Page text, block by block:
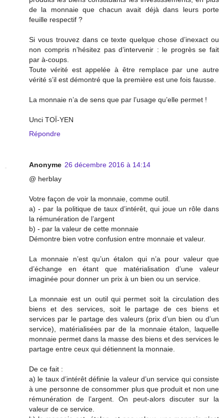
de la monnaie que chacun avait déjà dans leurs porte
feuille respectif ?
Si vous trouvez dans ce texte quelque chose d’inexact ou
non compris n’hésitez pas d’intervenir : le progrès se fait
par à-coups.
Toute vérité est appelée à être remplace par une autre
vérité s’il est démontré que la première est une fois fausse.
La monnaie n’a de sens que par l’usage qu’elle permet !
Unci TOÏ-YEN
Répondre
Anonyme 26 décembre 2016 à 14:14
@ herblay
Votre façon de voir la monnaie, comme outil.
a) - par la politique de taux d’intérêt, qui joue un rôle dans
la rémunération de l’argent
b) - par la valeur de cette monnaie
Démontre bien votre confusion entre monnaie et valeur.
La monnaie n’est qu’un étalon qui n’a pour valeur que
d’échange en étant que matérialisation d’une valeur
imaginée pour donner un prix à un bien ou un service.
La monnaie est un outil qui permet soit la circulation des
biens et des services, soit le partage de ces biens et
services par le partage des valeurs (prix d’un bien ou d’un
service), matérialisées par de la monnaie étalon, laquelle
monnaie permet dans la masse des biens et des services le
partage entre ceux qui détiennent la monnaie.
De ce fait :
a) le taux d’intérêt définie la valeur d’un service qui consiste
à une personne de consommer plus que produit et non une
rémunération de l’argent. On peut-alors discuter sur la
valeur de ce service.